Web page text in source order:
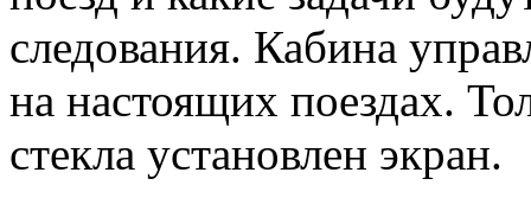
следования. Кабина
на настоящих поездах.
стекла установлен экран.